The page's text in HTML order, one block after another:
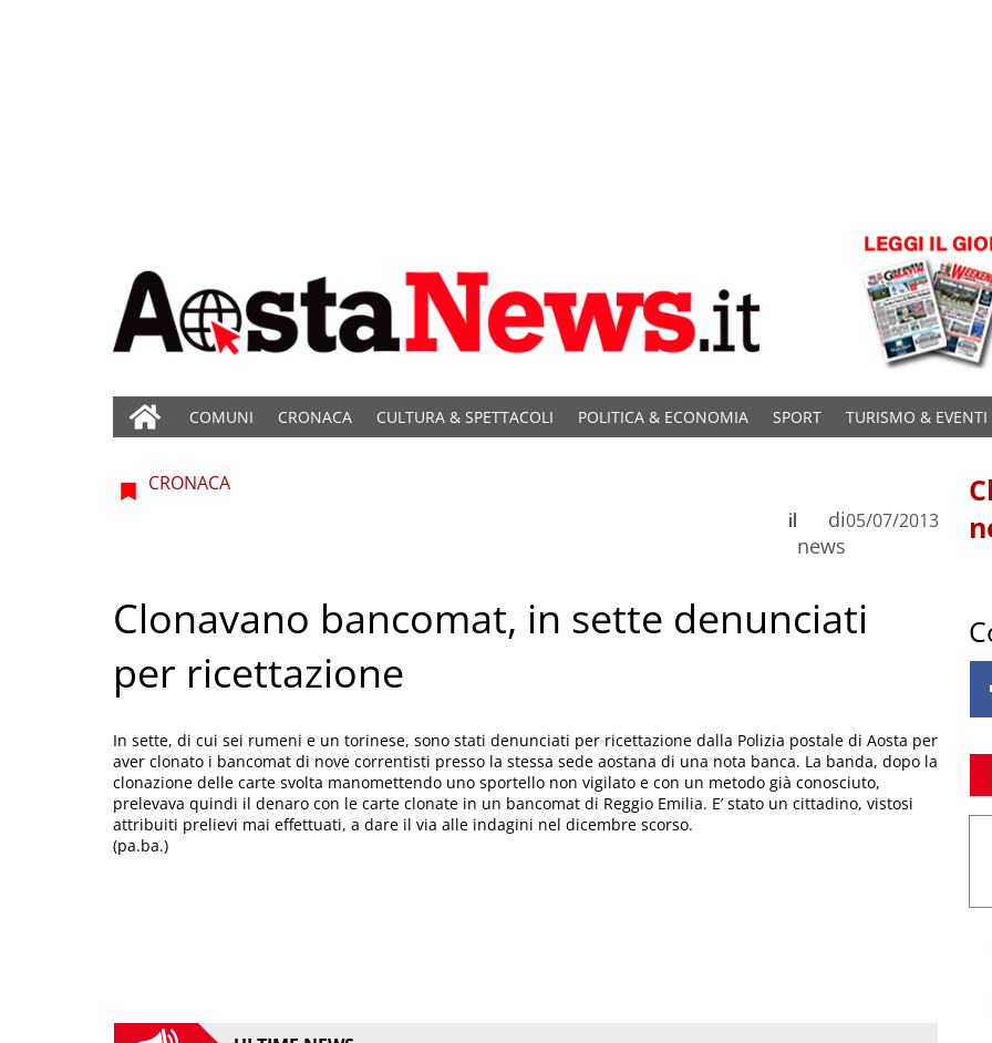
COMUNI CRONACA CULTURA & SPETTACOLI POLITICA & ECONOMIA SPORT TURISMO & EVENTI
CRONACA
di
news
il 05/07/2013
Clonavano bancomat, in sette denunciati
per ricettazione
In sette, di cui sei rumeni e un torinese, sono stati denunciati per ricettazione dalla Polizia postale di Aosta per
aver clonato i bancomat di nove correntisti presso la stessa sede aostana di una nota banca. La banda, dopo la
clonazione delle carte svolta manomettendo uno sportello non vigilato e con un metodo già conosciuto,
prelevava quindi il denaro con le carte clonate in un bancomat di Reggio Emilia. E’ stato un cittadino, vistosi
attribuiti prelievi mai effettuati, a dare il via alle indagini nel dicembre scorso.
(pa.ba.)